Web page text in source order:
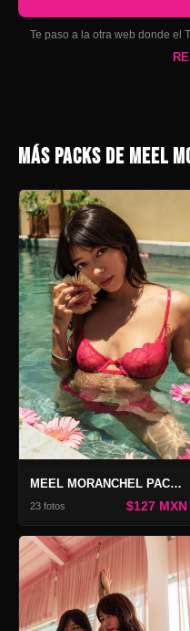
Te paso a la otra web donde el
MÁS PACKS DE MEEL
MEEL MORANCHEL PACK ETERNAL BEAUTY 2
23 fotos $127 MXN